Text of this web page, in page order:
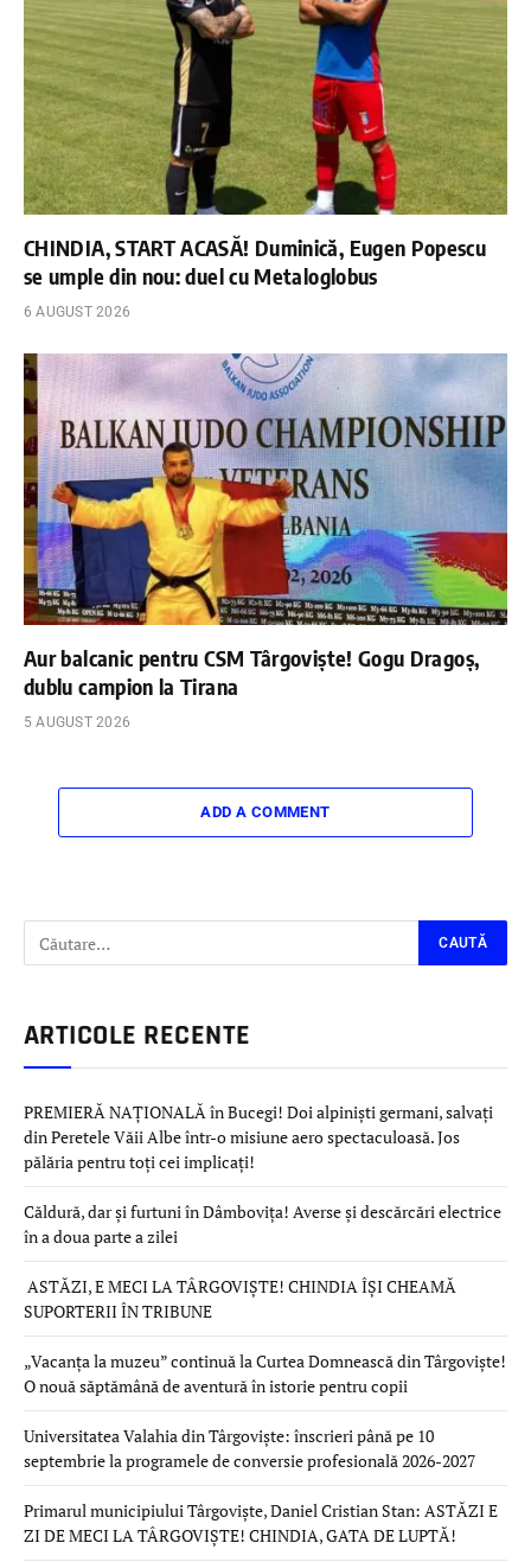
CHINDIA, START ACASĂ! Duminică, Eugen Popescu
se umple din nou: duel cu Metaloglobus
6 AUGUST 2026
Aur balcanic pentru CSM Târgoviște! Gogu Dragoș,
dublu campion la Tirana
5 AUGUST 2026
ADD A COMMENT
ARTICOLE RECENTE
PREMIERĂ NAȚIONALĂ în Bucegi! Doi alpiniști germani, salvați
din Peretele Văii Albe într-o misiune aero spectaculoasă. Jos
pălăria pentru toți cei implicați!
Căldură, dar și furtuni în Dâmbovița! Averse și descărcări electrice
în a doua parte a zilei
ASTĂZI, E MECI LA TÂRGOVIȘTE! CHINDIA ÎȘI CHEAMĂ
SUPORTERII ÎN TRIBUNE
„Vacanța la muzeu” continuă la Curtea Domnească din Târgoviște!
O nouă săptămână de aventură în istorie pentru copii
Universitatea Valahia din Târgoviște: înscrieri până pe 10
septembrie la programele de conversie profesională 2026-2027
Primarul municipiului Târgoviște, Daniel Cristian Stan: ASTĂZI E
ZI DE MECI LA TÂRGOVIȘTE! CHINDIA, GATA DE LUPTĂ!